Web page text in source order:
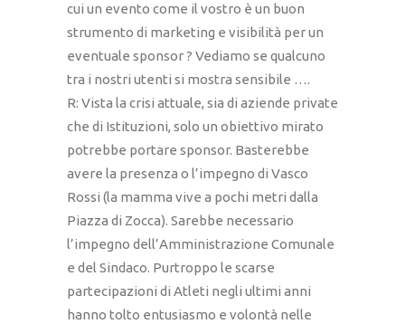
cui un evento come il vostro è un buon
strumento di marketing e visibilità per un
eventuale sponsor ? Vediamo se qualcuno
tra i nostri utenti si mostra sensibile ….
R: Vista la crisi attuale, sia di aziende private
che di Istituzioni, solo un obiettivo mirato
potrebbe portare sponsor. Basterebbe
avere la presenza o l’impegno di Vasco
Rossi (la mamma vive a pochi metri dalla
Piazza di Zocca). Sarebbe necessario
l’impegno dell’Amministrazione Comunale
e del Sindaco. Purtroppo le scarse
partecipazioni di Atleti negli ultimi anni
hanno tolto entusiasmo e volontà nelle